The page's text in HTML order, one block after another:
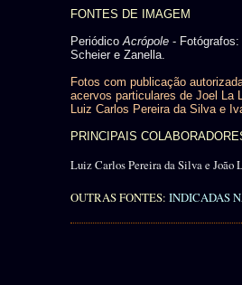
FONTES DE IMAGEM
Periódico Acrópole - Fotógrafos:
Scheier e Zanella.
Fotos com publicação
acervos particulares de Joel La
Luiz Carlos Pereira da Silva e
PRINCIPAIS
Luiz Carlos Pereira da Silva e João
OUTRAS FONTES: INDICADAS